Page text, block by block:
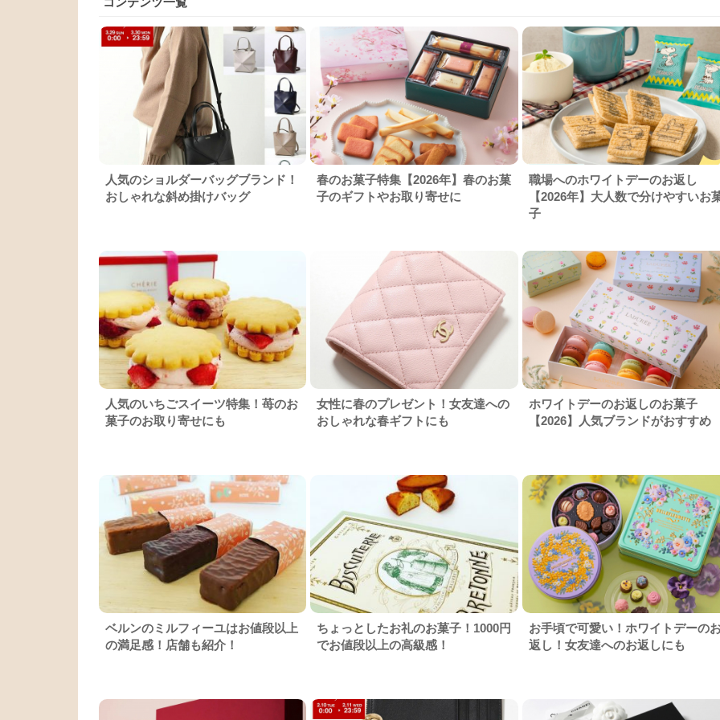
人気のショルダーバッグブランド！
おしゃれな斜め掛けバッグ
春のお菓子特集【2026年】春のお菓
子のギフトやお取り寄せに
職場へのホワイトデーのお返し
【2026年】大人数で分けやすいお
子
人気のいちごスイーツ特集！苺のお
菓子のお取り寄せにも
女性に春のプレゼント！女友達への
おしゃれな春ギフトにも
ホワイトデーのお返しのお菓子
【2026】人気ブランドがおすすめ
ベルンのミルフィーユはお値段以上
の満足感！店舗も紹介！
ちょっとしたお礼のお菓子！1000円
でお値段以上の高級感！
お手頃で可愛い！ホワイトデーの
返し！女友達へのお返しにも